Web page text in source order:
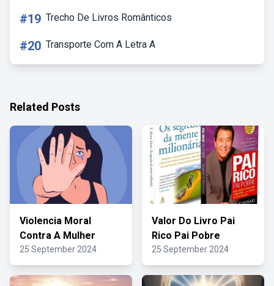
#19 Trecho De Livros Românticos
#20 Transporte Com A Letra A
Related Posts
Violencia Moral
Contra A Mulher
25 September 2024
Valor Do Livro Pai
Rico Pai Pobre
25 September 2024